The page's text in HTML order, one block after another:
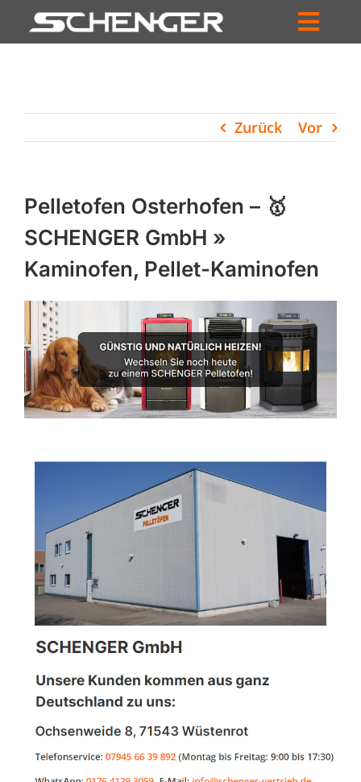
Inhalt
HÄNDLERSUCHE
UNTERNEHMEN
PROFIL
WARENKORB
PRODUCTS
SEARCH
Zurück Vor
Pelletofen Osterhofen – 🥇
SCHENGER GmbH »
Kaminofen, Pellet-Kaminofen